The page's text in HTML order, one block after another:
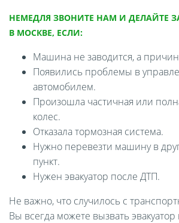
НЕМЕДЛЯ ЗВОНИТЕ НАМ И ДЕЛАЙТЕ
В МОСКВЕ, ЕСЛИ:
Машина не заводится, а
Появились проблемы в
автомобилем.
Произошла частичная или
колес.
Отказала тормозная система.
Нужно перевезти машину в
пункт.
Нужен эвакуатор после ДТП.
Не важно, что случилось с
Вы всегда можете вызвать